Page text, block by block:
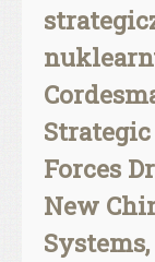
Forces
New